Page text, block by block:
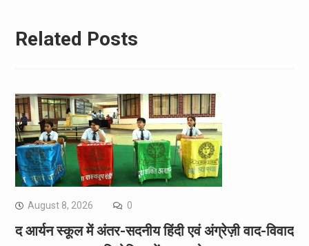
Related Posts
August 8, 2026 0
द आर्यन स्कूल में अंतर-सदनीय हिंदी एवं अंग्रेज़ी वाद-विवाद